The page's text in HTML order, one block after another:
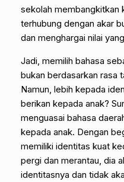
sekolah membangkitkan
terhubung dengan akar
dan menghargai nilai
Jadi, memilih bahasa
bukan berdasarkan rasa
Namun, lebih kepada
berikan kepada anak?
menguasai bahasa
kepada anak. Dengan
memiliki identitas kuat
pergi dan merantau, dia
identitasnya dan tidak